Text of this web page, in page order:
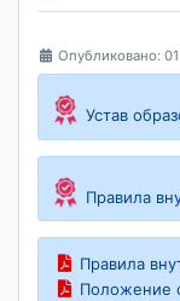
Опубликовано:
Устав
Правила
Правила
Положение